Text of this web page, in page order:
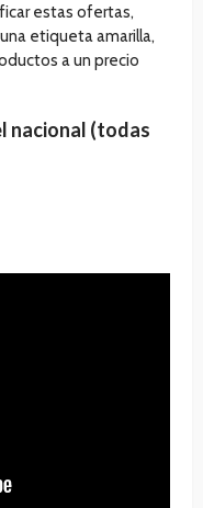
estas ofertas,
etiqueta amarilla,
a un precio
nacional (todas